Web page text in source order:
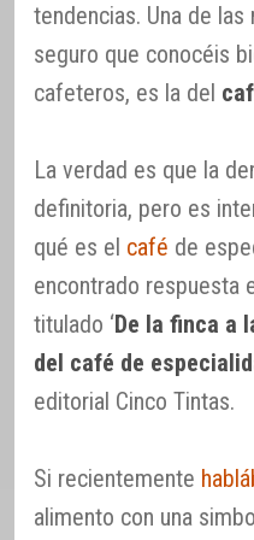
tendencias. Una de
seguro que conocéis
cafeteros, es la del
La verdad es que la
definitoria, pero es
qué es el café de
encontrado respuesta
titulado ‘De la finca a
del café de
editorial Cinco Tintas.
Si recientemente
alimento con una